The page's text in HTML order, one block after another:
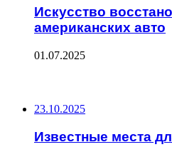
Искусство
американских авто
01.07.2025
23.10.2025
Известные места